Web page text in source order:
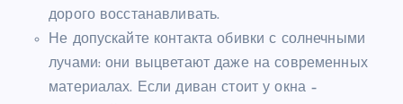
дорого восстанавливать.
Не допускайте контакта обивки с солнечными
лучами: они выцветают даже на современных
материалах. Если диван стоит у окна –